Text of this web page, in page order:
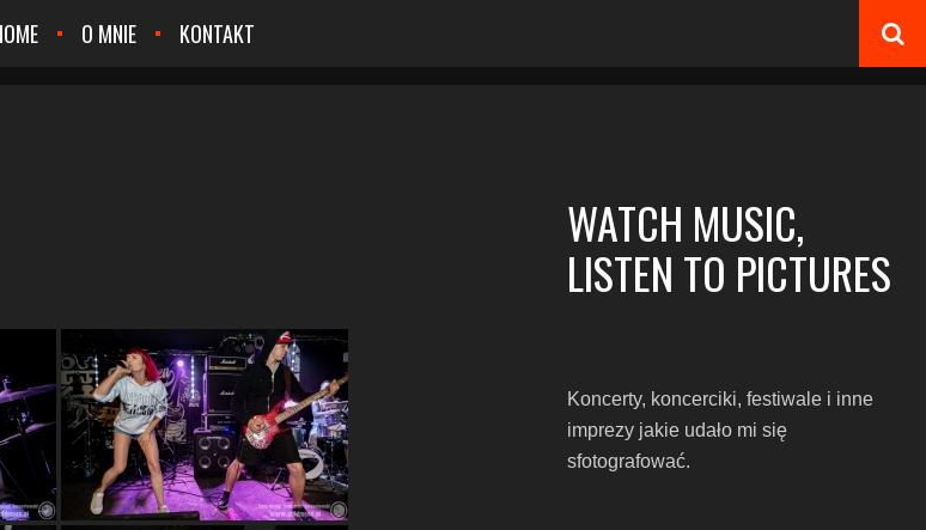
O MNIE KONTAKT
WATCH MUSIC,
LISTEN TO PICTURES
Koncerty, koncerciki, festiwale i inne
imprezy jakie udało mi się
sfotografować.